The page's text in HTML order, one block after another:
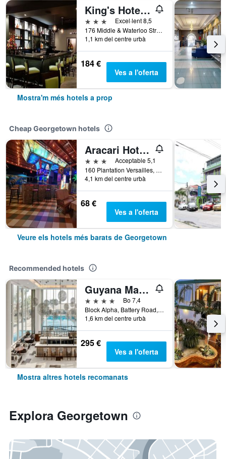
King's Hotel & Residences
3 estrellesExcel·lent 8,5
176 Middle & Waterloo Streets, Georgetown, Guyana
1,1 km del centre urbà
184 €
Ves a l'oferta
Mostra'm més hotels a prop
Cheap Georgetown hotels
Aracari Hotel Guyana
3 estrellesAcceptable 5,1
160 Plantation Versailles, Georgetown, Guyana
4,1 km del centre urbà
68 €
Ves a l'oferta
Veure els hotels més barats de Georgetown
Recommended hotels
Guyana Marriott Hotel Georgetown
4 estrelles
Bo 7,4
Block Alpha, Battery Road, Georgetown, Guyana
1,6 km del centre urbà
295 €
Ves a l'oferta
Mostra altres hotels recomanats
Explora Georgetown